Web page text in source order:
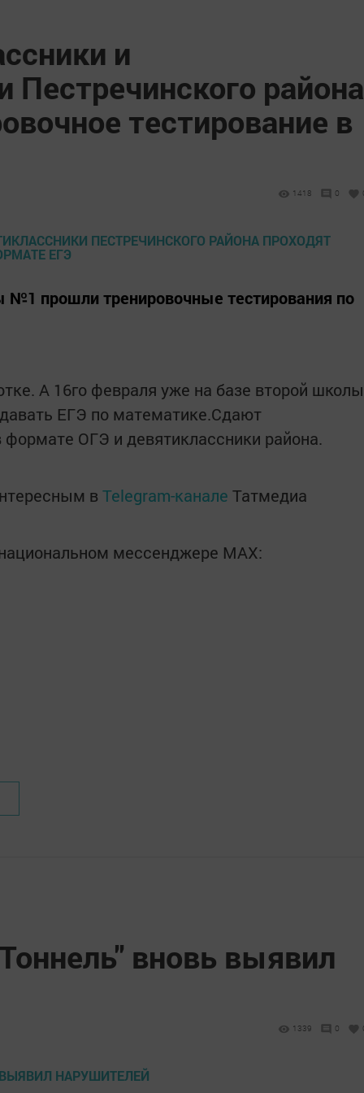
и
Пестречинского района
тестирование в
1418 0
№1 прошли тренировочные тестирования по
А 16го февраля уже на базе второй школы
ЕГЭ по математике.Сдают
ОГЭ и девятиклассники района.
в Telegram-канале Татмедиа
мессенджере MАХ:
вновь выявил
1339 0